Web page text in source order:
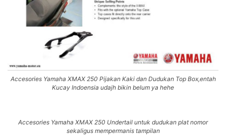
Accesories Yamaha XMAX 250 Pijakan Kaki dan Dudukan Top Box,entah
Kucay Indoensia udajh bikin belum ya hehe
Accesories Yamaha XMAX 250 Undertail untuk dudukan plat nomor
sekaligus mempermanis tampilan